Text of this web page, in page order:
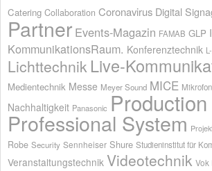
Catering Collaboration Coronavirus Digital
Partner Events-Magazin FAMAB GLP
KommunikationsRaum. Konferenztechnik
Lichttechnik Live-
Medientechnik Messe Meyer Sound MICE Mikrofon
Nachhaltigkeit Panasonic
Professional System
Robe Security Sennheiser Shure Studieninstitut für
Veranstaltungstechnik Videotechnik Vok